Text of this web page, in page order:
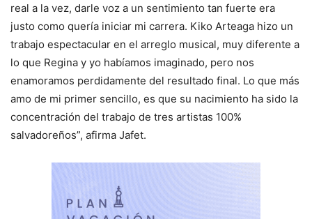
real a la vez, darle voz a un sentimiento tan fuerte era
justo como quería iniciar mi carrera. Kiko Arteaga hizo un
trabajo espectacular en el arreglo musical, muy diferente a
lo que Regina y yo habíamos imaginado, pero nos
enamoramos perdidamente del resultado final. Lo que más
amo de mi primer sencillo, es que su nacimiento ha sido la
concentración del trabajo de tres artistas 100%
salvadoreños”, afirma Jafet.